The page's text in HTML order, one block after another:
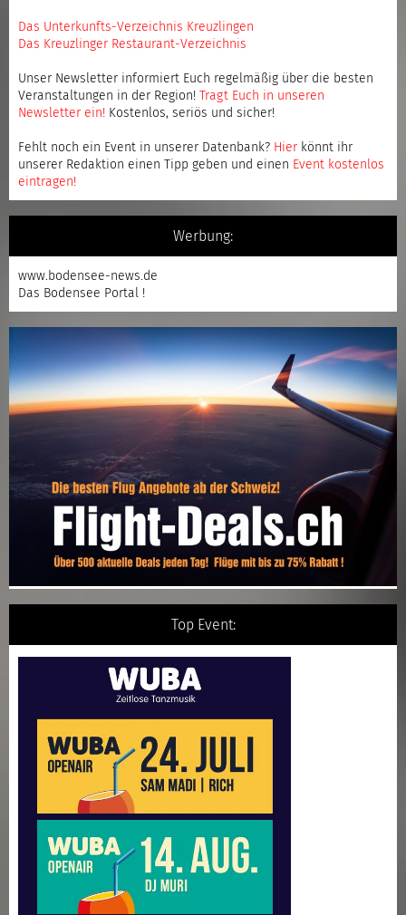
Das Unterkunfts-Verzeichnis Kreuzlingen
Das Kreuzlinger Restaurant-Verzeichnis
Unser Newsletter informiert Euch regelmäßig über die besten
Veranstaltungen in der Region!
Tragt Euch in unseren
Newsletter ein! Kostenlos, seriös und sicher!
Fehlt noch ein Event in unserer Datenbank? Hier könnt ihr
unserer Redaktion einen Tipp geben und einen Event kostenlos
eintragen!
Werbung:
www.bodensee-news.de
Das Bodensee Portal !
Top Event: